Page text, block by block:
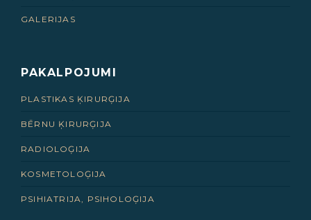
GALERIJAS
PAKALPOJUMI
PLASTIKAS ĶIRURĢIJA
BĒRNU ĶIRURĢIJA
RADIOLOĢIJA
KOSMETOLOĢIJA
PSIHIATRIJA, PSIHOLOĢIJA